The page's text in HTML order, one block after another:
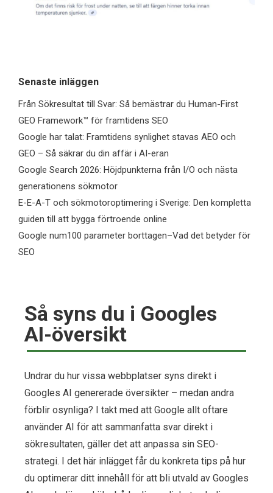
Så syns du i Googles
AI-översikt​
Undrar du hur vissa webbplatser syns direkt i
Googles AI genererade översikter – medan andra
förblir osynliga? I takt med att Google allt oftare
använder AI för att sammanfatta svar direkt i
sökresultaten, gäller det att anpassa sin SEO-
strategi. I det här inlägget får du konkreta tips på hur
du optimerar ditt innehåll för att bli utvald av Googles
Senaste inläggen
Från Sökresultat till Svar: Så bemästrar du Human-First
GEO Framework™ för framtidens SEO
Google har talat: Framtidens synlighet stavas AEO och
GEO – Så säkrar du din affär i AI-eran
Google Search 2026: Höjdpunkterna från I/O och nästa
generationens sökmotor
E-E-A-T och sökmotoroptimering i Sverige: Den kompletta
guiden till att bygga förtroende online
Google num100 parameter borttagen–Vad det betyder för
SEO